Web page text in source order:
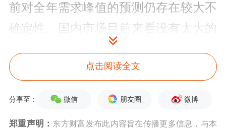
前对全年需求峰值的预测仍存在较大不
确定性。国内市场目前来看没有太大的
点击查看PDF原文
接待对象名单
点击阅读全文
分享至： 微信 朋友圈 微博
郑重声明： 东方财富发布此内容旨在传播更多信息，与本